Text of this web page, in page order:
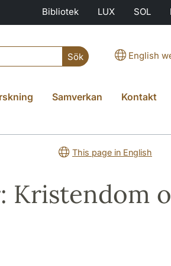
Bibliotek LUX SOL
Sök English
Samverkan Kontakt
This page in English
Kristendom